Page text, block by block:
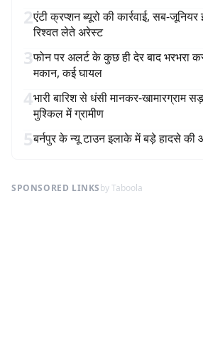
2एंटी क्रप्शन ब्यूरो की कार्रवाई, सब-
रिश्वत लेते अरेस्ट
3फोन पर अलर्ट के कुछ ही देर बाद भरभरा
मकान, कई घायल
4भारी बारिश से धंसी मानकर-खामारग्राम
मुश्किल में ग्रामीण
5बर्नपुर के न्यू टाउन इलाके में बड़े हादसे की
SPONSORED LINKSby Taboola